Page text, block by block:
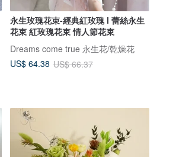
永生玫瑰花束-經典紅玫瑰 l 蕾絲永生
花束 紅玫瑰花束 情人節花束
Dreams come true 永生花/乾燥花
US$ 64.38 US$ 66.37